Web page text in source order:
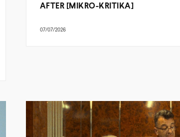
AFTER [MIKRO-KRITIKA]
07/07/2026